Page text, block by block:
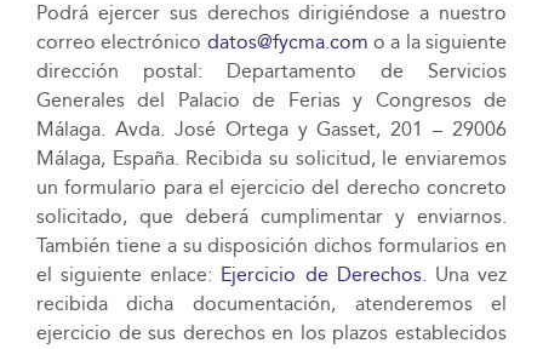
Podrá ejercer sus derechos dirigiéndose a nuestro
correo electrónico datos@fycma.com o a la siguiente
dirección postal: Departamento de Servicios
Generales del Palacio de Ferias y Congresos de
Málaga. Avda. José Ortega y Gasset, 201 – 29006
Málaga, España. Recibida su solicitud, le enviaremos
un formulario para el ejercicio del derecho concreto
solicitado, que deberá cumplimentar y enviarnos.
También tiene a su disposición dichos formularios en
el siguiente enlace: Ejercicio de Derechos. Una vez
recibida dicha documentación, atenderemos el
ejercicio de sus derechos en los plazos establecidos